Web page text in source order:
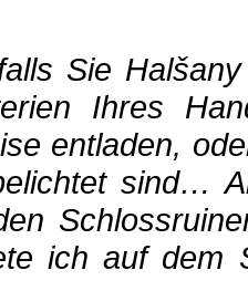
Sie
Ihres
entladen,
sind…
ich auf dem